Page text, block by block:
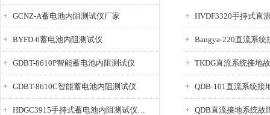
GCNZ-A蓄电池内阻测试仪厂家
BYFD-6蓄电池内阻测试仪
GDBT-8610P智能蓄电池内阻测试仪
GDBT-8610C智能蓄电池内阻测试仪
HDGC3915手持式蓄电池内阻测试仪厂家
Bangya-220直流系统
TKDG直流系统接地
QDB-101直流系统接
QDB直流接地系统故